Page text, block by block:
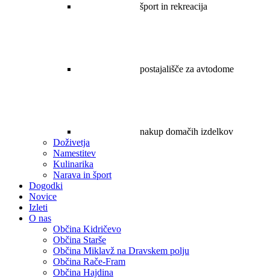
šport in rekreacija
postajališče za avtodome
nakup domačih izdelkov
Doživetja
Namestitev
Kulinarika
Narava in šport
Dogodki
Novice
Izleti
O nas
Občina Kidričevo
Občina Starše
Občina Miklavž na Dravskem polju
Občina Rače-Fram
Občina Hajdina